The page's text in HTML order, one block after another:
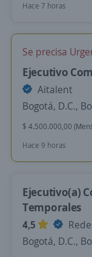
Hace 7 horas
Se precisa
Ejecutivo
Aitalent
Bogotá, D.C.,
$ 4.500.000,00
Hace 9 horas
Ejecutivo(a)
Temporales
4,5
Bogotá, D.C.,